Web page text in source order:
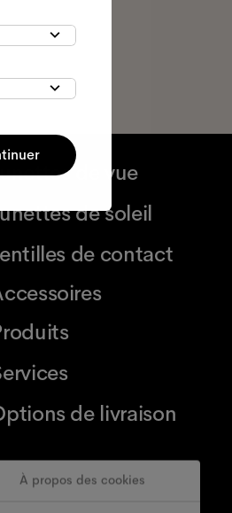
À propos des cookies
de vue
de soleil
de contact
de livraison